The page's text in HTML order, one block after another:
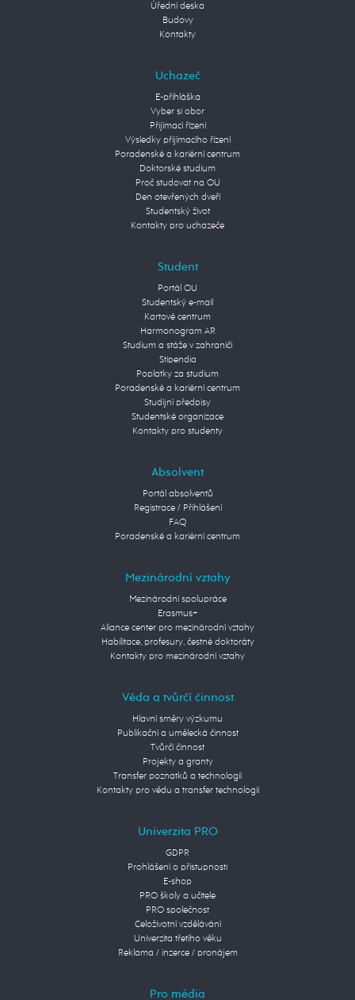
Úřední deska
Budovy
Kontakty
Uchazeč
E-přihláška
Vyber si obor
Přijímací řízení
Výsledky přijímacího řízení
Poradenské a kariérní centrum
Doktorské studium
Proč studovat na OU
Den otevřených dveří
Studentský život
Kontakty pro uchazeče
Student
Portál OU
Studentský e-mail
Kartové centrum
Harmonogram AR
Studium a stáže v zahraničí
Stipendia
Poplatky za studium
Poradenské a kariérní centrum
Studijní předpisy
Studentské organizace
Kontakty pro studenty
Absolvent
Portál absolventů
Registrace / Přihlášení
FAQ
Poradenské a kariérní centrum
Mezinárodní vztahy
Mezinárodní spolupráce
Erasmus+
Aliance center pro mezinárodní vztahy
Habilitace, profesury, čestné doktoráty
Kontakty pro mezinárodní vztahy
Věda a tvůrčí činnost
Hlavní směry výzkumu
Publikační a umělecká činnost
Tvůrčí činnost
Projekty a granty
Transfer poznatků a technologií
Kontakty pro vědu a transfer technologií
Univerzita PRO
GDPR
Prohlášení o přístupnosti
E-shop
PRO školy a učitele
PRO společnost
Celoživotní vzdělávání
Univerzita třetího věku
Reklama / inzerce / pronájem
Pro média